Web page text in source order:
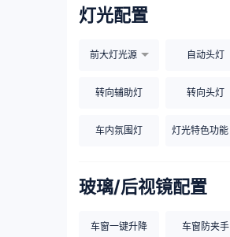
灯光配置
前大灯光源 自动头灯
转向辅助灯 转向头灯
车内氛围灯 灯光特色功能
玻璃/后视镜配置
车窗一键升降 车窗防夹手